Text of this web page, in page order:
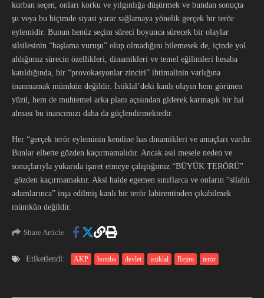
kurban seçen, onları korku ve yılgınlığa düşürmek ve bundan sonuçta
şu veya bu biçimde siyasi yarar sağlamaya yönelik gerçek bir terör
eylemidir. Bunun henüz seçim süreci boyunca sürecek bir olaylar
silsilesinin “başlama vuruşu” olup olmadığını bilemesek de, içinde yol
aldığımız sürecin özellikleri, dinamikleri ve temel eğilimleri hesaba
katıldığında, bir “provokasyonlar zinciri” ihtimalinin varlığına
inanmamak mümkün değildir. İstiklal’deki kanlı olayın hem görünen
yüzü, hem de muhtemel arka planı açısından giderek karmaşık bir hal
alması bu inancımızı daha da güçlendirmektedir.
Her “gerçek terör eyleminin kendine has dinamikleri ve amaçları vardır.
Bunlar elbette gözden kaçırmamalıdır. Ancak asıl mesele neden ve
sonuçlarıyla yukarıda işaret etmeye çalıştığımız “BÜYÜK TERÖRÜ”
gözden kaçırmamaktır. Aksi halde egemen sınıflarca ve onların “silahlı
adamlarınca” inşa edilmiş kanlı bir terör labirentinden çıkabilmek
mümkün değildir.
Share Article
Etiketlendi: AKP bomba devlet istiklal Rejim terör